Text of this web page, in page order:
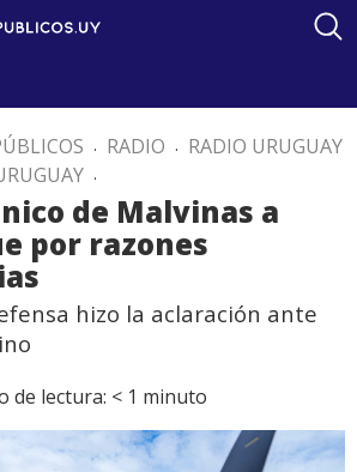
. RADIO . RADIO URUGUAY
.
de Malvinas a
por razones
hizo la aclaración ante
de lectura: < 1 minuto